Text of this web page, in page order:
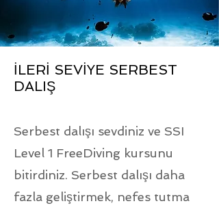
Exclusive Services
İLERİ SEVİYE SERBEST
DALIŞ
Serbest dalışı sevdiniz ve SSI
Level 1 FreeDiving kursunu
bitirdiniz. Serbest dalışı daha
fazla geliştirmek, nefes tutma